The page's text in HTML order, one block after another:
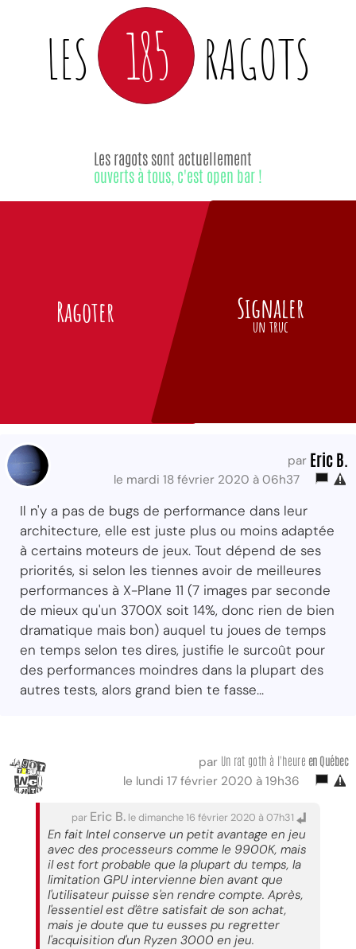
LES 185 RAGOTS
Ragoter
Les ragots sont actuellement
ouverts à tous, c'est open bar !
Signaler
un truc
par Eric B.
le mardi 18 février 2020 à 06h37
Il n'y a pas de bugs de performance dans leur
architecture, elle est juste plus ou moins adaptée
à certains moteurs de jeux. Tout dépend de ses
priorités, si selon les tiennes avoir de meilleures
performances à X-Plane 11 (7 images par seconde
de mieux qu'un 3700X soit 14%, donc rien de bien
dramatique mais bon) auquel tu joues de temps
en temps selon tes dires, justifie le surcoût pour
des performances moindres dans la plupart des
autres tests, alors grand bien te fasse...
par Un rat goth à l'heure en Québec
le lundi 17 février 2020 à 19h36
par Eric B. le dimanche 16 février 2020 à 07h31
En fait Intel conserve un petit avantage en jeu
avec des processeurs comme le 9900K, mais
il est fort probable que la plupart du temps, la
limitation GPU intervienne bien avant que
l'utilisateur puisse s'en rendre compte. Après,
l'essentiel est d'être satisfait de son achat,
mais je doute que tu eusses pu regretter
l'acquisition d'un Ryzen 3000 en jeu.